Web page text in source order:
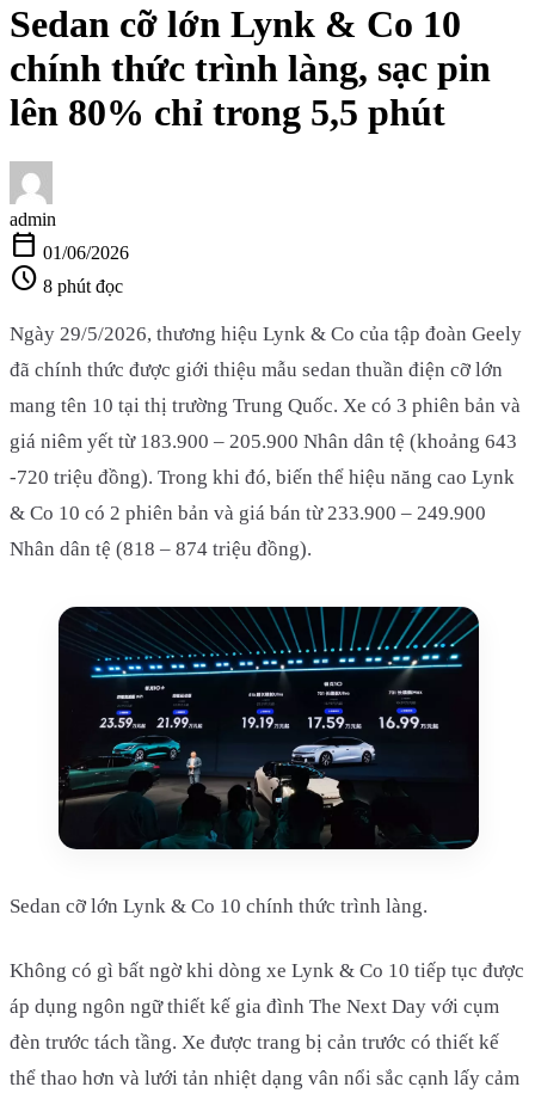
Sedan cỡ lớn Lynk & Co 10
chính thức trình làng, sạc pin
lên 80% chỉ trong 5,5 phút
admin
calendar_today 01/06/2026
schedule 8 phút đọc
Ngày 29/5/2026, thương hiệu Lynk & Co của tập đoàn Geely
đã chính thức được giới thiệu mẫu sedan thuần điện cỡ lớn
mang tên 10 tại thị trường Trung Quốc. Xe có 3 phiên bản và
giá niêm yết từ 183.900 – 205.900 Nhân dân tệ (khoảng 643
-720 triệu đồng). Trong khi đó, biến thể hiệu năng cao Lynk
& Co 10 có 2 phiên bản và giá bán từ 233.900 – 249.900
Nhân dân tệ (818 – 874 triệu đồng).
Sedan cỡ lớn Lynk & Co 10 chính thức trình làng.
Không có gì bất ngờ khi dòng xe Lynk & Co 10 tiếp tục được
áp dụng ngôn ngữ thiết kế gia đình The Next Day với cụm
đèn trước tách tầng. Xe được trang bị cản trước có thiết kế
thể thao hơn và lưới tản nhiệt dạng vân nổi sắc cạnh lấy cảm